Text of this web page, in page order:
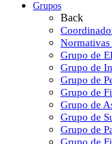
Grupos
Back
Normativas
Grupo de
Grupo de
Grupo de
Grupo de
Grupo de
Grupo de
Grupo de